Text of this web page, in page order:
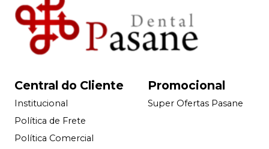
Central do Cliente
Institucional
Política de Frete
Política Comercial
Promocional
Super Ofertas Pasane